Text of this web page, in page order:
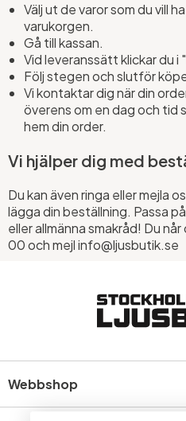
Välj ut de varor som du vill
varukorgen.
Gå till kassan.
Vid leveranssätt klickar du i
Följ stegen och slutför
Vi kontaktar dig när din
överens om en dag och tid
hem din order.
Vi hjälper dig med
Du kan även ringa eller mejla
lägga din beställning. Passa
eller allmänna smakråd! Du
00 och mejl info@ljusbutik.se
Webbshop